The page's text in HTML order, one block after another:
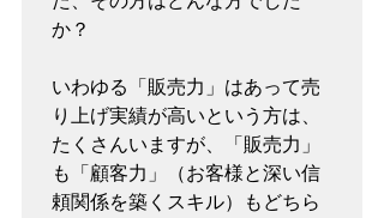
か？
いわゆる「販売力」はあって売
り上げ実績が高いという方は、
たくさんいますが、「販売力」
も「顧客力」（お客様と深い信
頼関係を築くスキル）もどちら